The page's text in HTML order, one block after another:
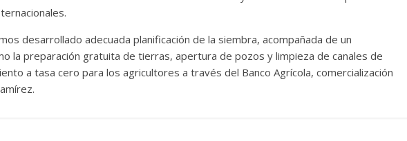
desarrollado adecuada planificación de la siembra, acompañada de un
la preparación gratuita de tierras, apertura de pozos y limpieza de canales de
a tasa cero para los agricultores a través del Banco Agrícola, comercialización